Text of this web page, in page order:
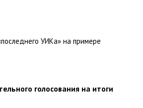
УИКа» на примере
голосования на итоги